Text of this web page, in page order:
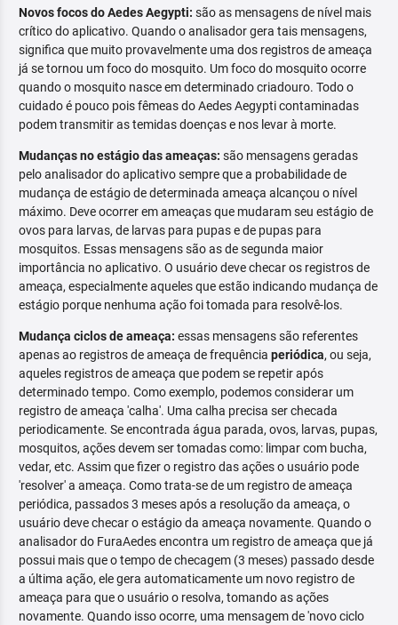
Novos focos do Aedes Aegypti: são as mensagens de nível mais
crítico do aplicativo. Quando o analisador gera tais mensagens,
significa que muito provavelmente uma dos registros de ameaça
já se tornou um foco do mosquito. Um foco do mosquito ocorre
quando o mosquito nasce em determinado criadouro. Todo o
cuidado é pouco pois fêmeas do Aedes Aegypti contaminadas
podem transmitir as temidas doenças e nos levar à morte.
Mudanças no estágio das ameaças: são mensagens geradas
pelo analisador do aplicativo sempre que a probabilidade de
mudança de estágio de determinada ameaça alcançou o nível
máximo. Deve ocorrer em ameaças que mudaram seu estágio de
ovos para larvas, de larvas para pupas e de pupas para
mosquitos. Essas mensagens são as de segunda maior
importância no aplicativo. O usuário deve checar os registros de
ameaça, especialmente aqueles que estão indicando mudança de
estágio porque nenhuma ação foi tomada para resolvê-los.
Mudança ciclos de ameaça: essas mensagens são referentes
apenas ao registros de ameaça de frequência periódica, ou seja,
aqueles registros de ameaça que podem se repetir após
determinado tempo. Como exemplo, podemos considerar um
registro de ameaça 'calha'. Uma calha precisa ser checada
periodicamente. Se encontrada água parada, ovos, larvas, pupas,
mosquitos, ações devem ser tomadas como: limpar com bucha,
vedar, etc. Assim que fizer o registro das ações o usuário pode
'resolver' a ameaça. Como trata-se de um registro de ameaça
periódica, passados 3 meses após a resolução da ameaça, o
usuário deve checar o estágio da ameaça novamente. Quando o
analisador do FuraAedes encontra um registro de ameaça que já
possui mais que o tempo de checagem (3 meses) passado desde
a última ação, ele gera automaticamente um novo registro de
ameaça para que o usuário o resolva, tomando as ações
novamente. Quando isso ocorre, uma mensagem de 'novo ciclo